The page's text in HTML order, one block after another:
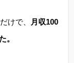
けで、
月収100
。